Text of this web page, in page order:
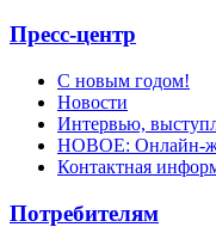
Пресс-центр
С новым годом!
Новости
Интервью,
НОВОЕ: Онлайн-
Контактная
Потребителям